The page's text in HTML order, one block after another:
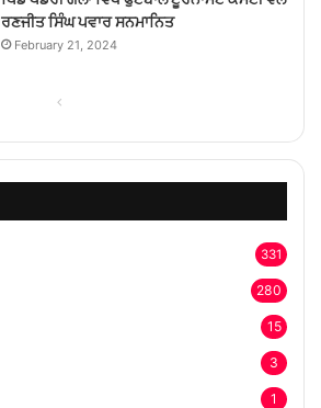
ਰਣਜੀਤ ਸਿੰਘ ਪਵਾਰ ਸਨਮਾਨਿਤ
February 21, 2024
Previous
331
280
15
3
1